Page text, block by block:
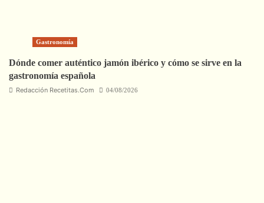
Gastronomía
Dónde comer auténtico jamón ibérico y cómo se sirve en la
gastronomía española
Redacción Recetitas.Com 04/08/2026